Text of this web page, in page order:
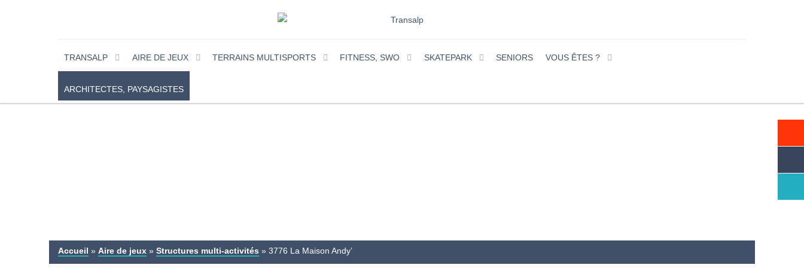
TRANSALP AIRE DE JEUX TERRAINS MULTISPORTS FITNESS, SWO SKATEPARK SENIORS VOUS ÊTES ?
ARCHITECTES, PAYSAGISTES
Accueil » Aire de jeux » Structures multi-activités » 3776 La Maison Andy’